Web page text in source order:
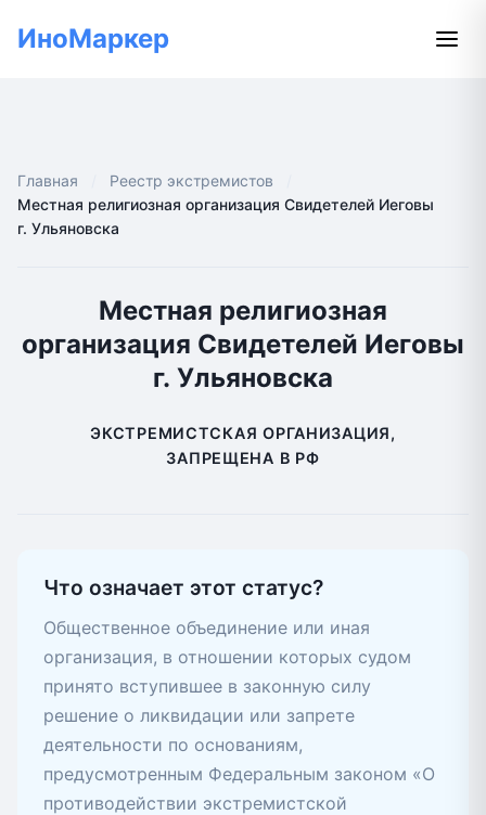
ИноМаркер
Главная
Реестр экстремистов
Местная религиозная организация Свидетелей Иеговы
г. Ульяновска
Местная религиозная
организация Свидетелей Иеговы
г. Ульяновска
ЭКСТРЕМИСТСКАЯ ОРГАНИЗАЦИЯ,
ЗАПРЕЩЕНА В РФ
Что означает этот статус?
Общественное объединение или иная
организация, в отношении которых судом
принято вступившее в законную силу
решение о ликвидации или запрете
деятельности по основаниям,
предусмотренным Федеральным законом «О
противодействии экстремистской